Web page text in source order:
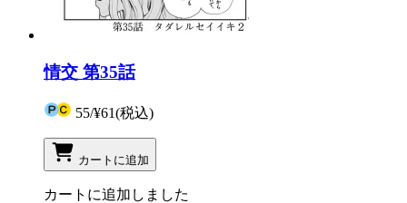
情交 第35話
55/¥61(税込)
カートに追加
カートに追加しました